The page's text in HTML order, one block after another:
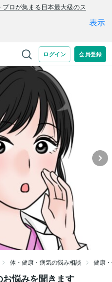
体・健康・病気の悩み相談 健康
悩みを聞きます